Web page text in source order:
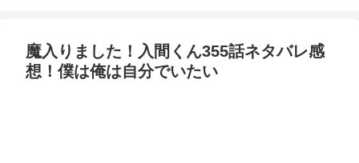
魔入りました！入間くん355話ネタバレ感
想！僕は俺は自分でいたい